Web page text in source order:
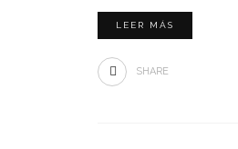
LEER MÁS
SHARE